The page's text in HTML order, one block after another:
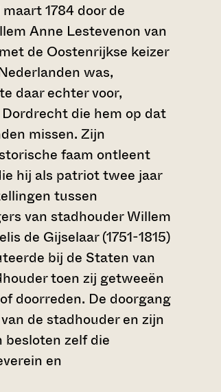
1784 door de
Anne Lestevenon van
de Oostenrijkse keizer
was,
daar echter voor,
die hem op dat
missen. Zijn
faam ontleent
hij als patriot twee jaar
tussen
van stadhouder Willem
de Gijselaar (1751-1815)
bij de Staten van
toen zij getweeën
doorreden. De doorgang
de stadhouder en zijn
besloten zelf die
en